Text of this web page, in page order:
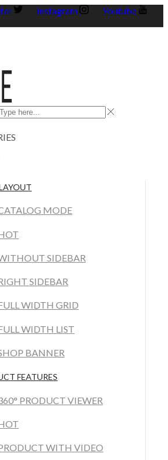
Instagram
Youtube
MODE
SIDEBAR
SIDEBAR
WIDTH GRID
WIDTH LIST
BANNER
FEATURES
PRODUCT VIEWER
WITH VIDEO